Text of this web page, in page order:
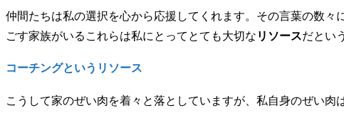
仲間たちは私の選択を心から応援してくれます。その言葉の数
ごす家族がいるこれらは私にとってとても大切な リソースだとい
コーチングというリソース
こうして家のぜい肉を着々と落としていますが、私自身のぜい肉